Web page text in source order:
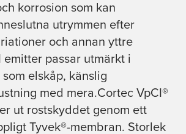
korrosion som kan
utrymmen efter
och annan yttre
emitter passar utmärkt i
elskåp, känslig
med mera.Cortec VpCI®
ut rostskyddet genom ett
Tyvek®-membran. Storlek